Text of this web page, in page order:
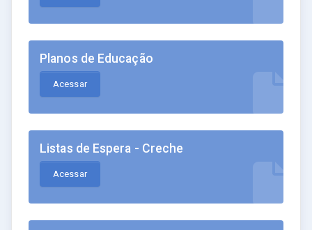
Planos de Educação
Acessar
Listas de Espera - Creche
Acessar